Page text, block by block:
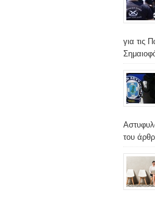
για τις
του